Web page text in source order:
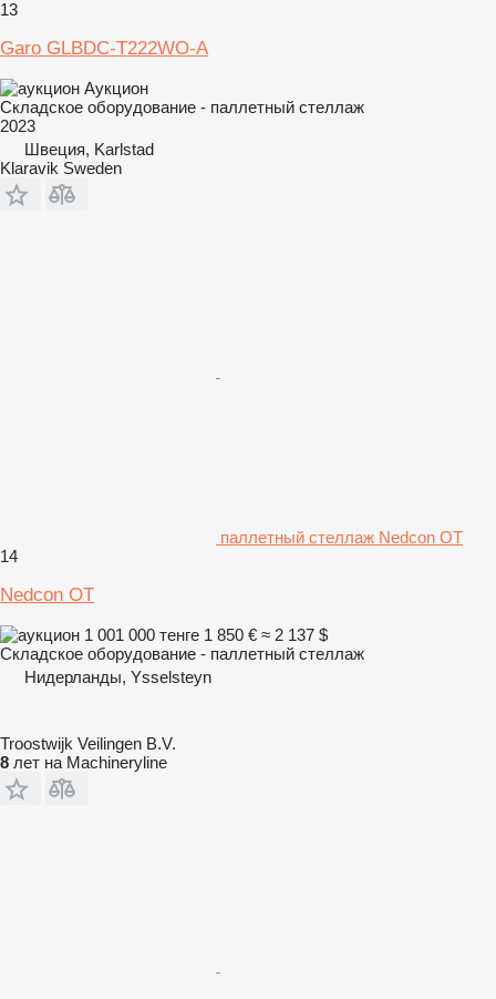
13
Garo GLBDC-T222WO-A
Аукцион
Складское оборудование - паллетный стеллаж
2023
Швеция, Karlstad
Klaravik Sweden
паллетный стеллаж Nedcon OT
14
Nedcon OT
1 001 000 тенге 1 850 € ≈ 2 137 $
Складское оборудование - паллетный стеллаж
Нидерланды, Ysselsteyn
Troostwijk Veilingen B.V.
8 лет на Machineryline